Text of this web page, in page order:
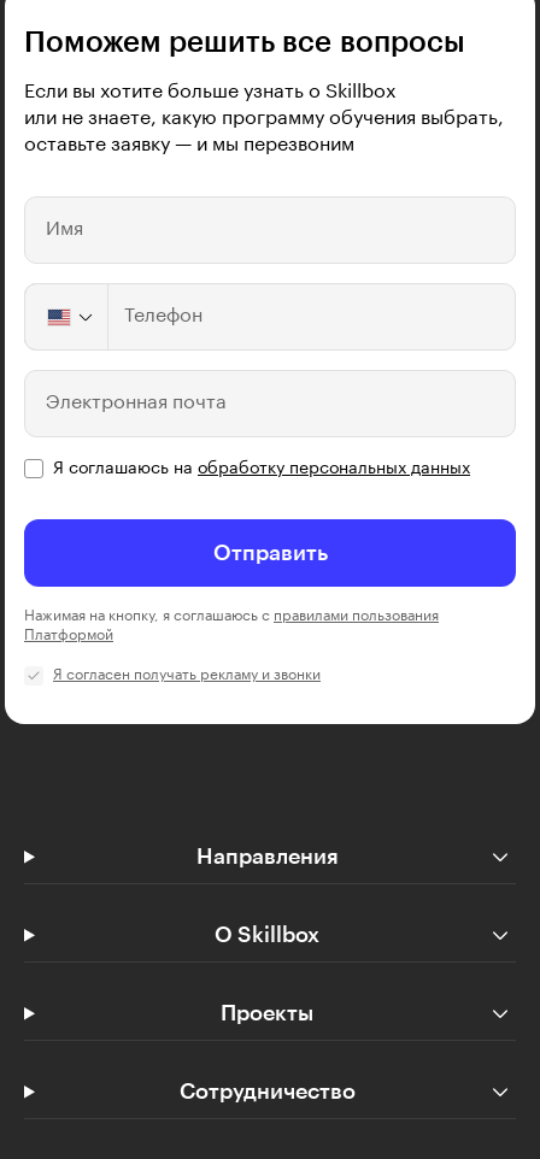
Поможем решить все вопросы
Если вы хотите больше узнать о Skillbox
или не знаете, какую программу обучения выбрать,
оставьте заявку — и мы перезвоним
Имя
Телефон
Электронная почта
Я соглашаюсь на обработку персональных данных
Отправить
Нажимая на кнопку, я соглашаюсь с правилами пользования
Платформой
Я согласен получать рекламу и звонки
Направления
О Skillbox
Проекты
Сотрудничество